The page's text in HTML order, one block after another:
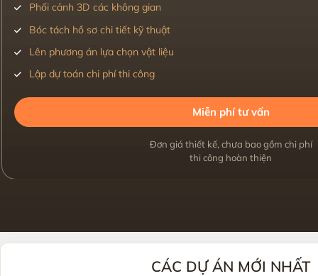
Phối cảnh 3D các không gian
Bóc tách hồ sơ chi tiết kỹ thuật
Lên phương án lựa chọn vật liệu
Lập dự toán chi phí thi công
Miễn phí tư vấn
Đơn giá thiết kế, chưa bao gồm chi phí
thi công hoàn thiện
CÁC DỰ ÁN MỚI NHẤT